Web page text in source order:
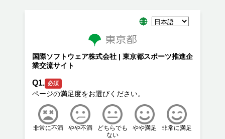
国際ソフトウェア株式会社 | 東京都スポーツ推進企
業交流サイト
Q1. 必須
非常に不満 やや不満
どちらでも
ない
やや満足 非常に満足